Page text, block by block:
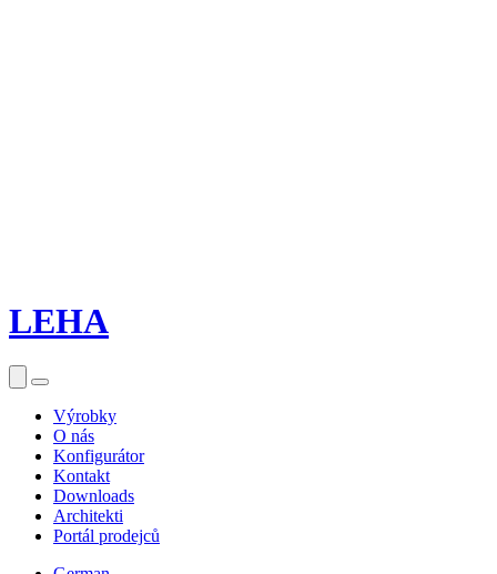
LEHA
Výrobky
O nás
Konfigurátor
Kontakt
Downloads
Architekti
Portál prodejců